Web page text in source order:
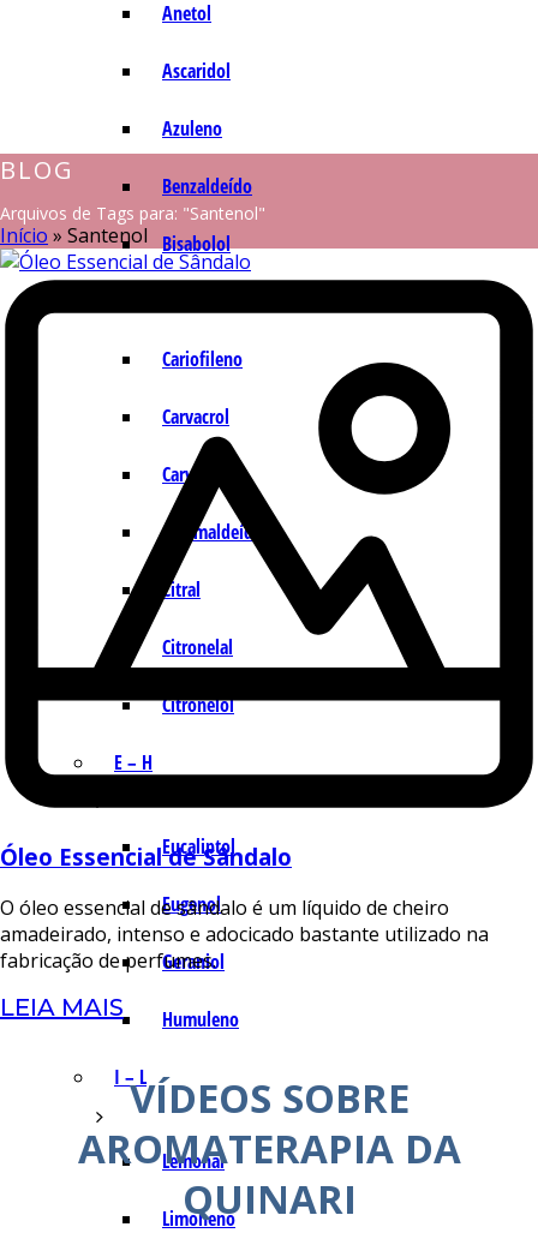
Anetol
Ascaridol
Azuleno
Benzaldeído
Bisabolol
Cariofileno
Carvacrol
Carvona
Cinamaldeído
Citral
Citronelal
Citronelol
E – H
Eucaliptol
Eugenol
Geraniol
Humuleno
I – L
Lemonal
Limoneno
BLOG
Arquivos de Tags para: "Santenol"
Início » Santenol
Óleo Essencial de Sândalo
O óleo essencial de sândalo é um líquido de cheiro
amadeirado, intenso e adocicado bastante utilizado na
fabricação de perfumes.
LEIA MAIS
VÍDEOS SOBRE
AROMATERAPIA DA
QUINARI